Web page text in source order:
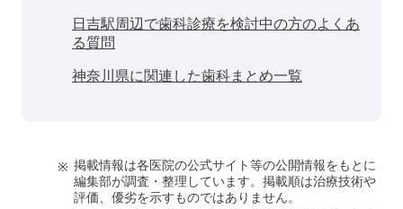
日吉駅周辺で歯科診療を検討中の方のよくあ
る質問
神奈川県に関連した歯科まとめ一覧
掲載情報は各医院の公式サイト等の公開情報をもとに
編集部が調査・整理しています。掲載順は治療技術や
評価、優劣を示すものではありません。